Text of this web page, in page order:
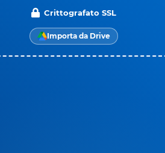
Crittografato SSL
Importa da Drive